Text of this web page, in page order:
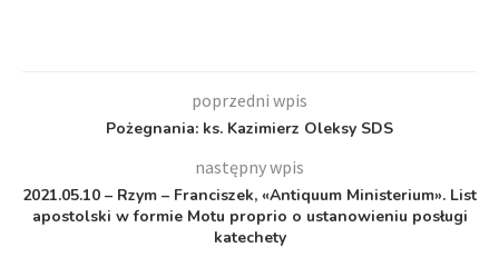
poprzedni wpis
Pożegnania: ks. Kazimierz Oleksy SDS
następny wpis
2021.05.10 – Rzym – Franciszek, «Antiquum Ministerium». List
apostolski w formie Motu proprio o ustanowieniu posługi
katechety